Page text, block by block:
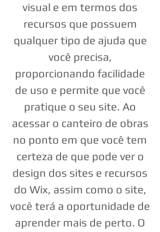
visual e em termos dos
recursos que possuem
qualquer tipo de ajuda que
você precisa,
proporcionando facilidade
de uso e permite que você
pratique o seu site. Ao
acessar o canteiro de obras
no ponto em que você tem
certeza de que pode ver o
design dos sites e recursos
do Wix, assim como o site,
você terá a oportunidade de
aprender mais de perto. O